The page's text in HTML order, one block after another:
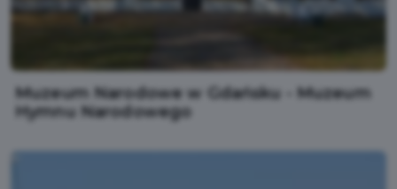
Muzeum Narodowe w Gdańsku - Muzeum
Hymnu Narodowego